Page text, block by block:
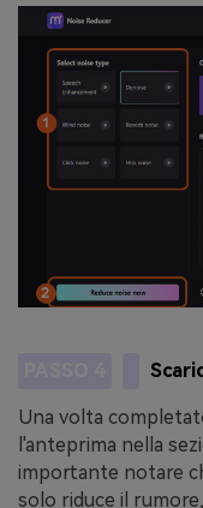
Una volta
l'anteprima nella
importante notare
solo riduce il